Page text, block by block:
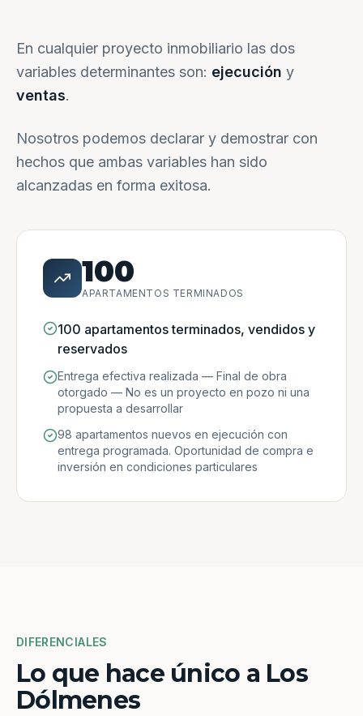
En cualquier proyecto inmobiliario las dos
variables determinantes son: ejecución y
ventas.
Nosotros podemos declarar y demostrar con
hechos que ambas variables han sido
alcanzadas en forma exitosa.
100
APARTAMENTOS TERMINADOS
100 apartamentos terminados, vendidos y
reservados
Entrega efectiva realizada — Final de obra
otorgado — No es un proyecto en pozo ni una
propuesta a desarrollar
98 apartamentos nuevos en ejecución con
entrega programada. Oportunidad de compra e
inversión en condiciones particulares
DIFERENCIALES
Lo que hace único a Los
Dólmenes